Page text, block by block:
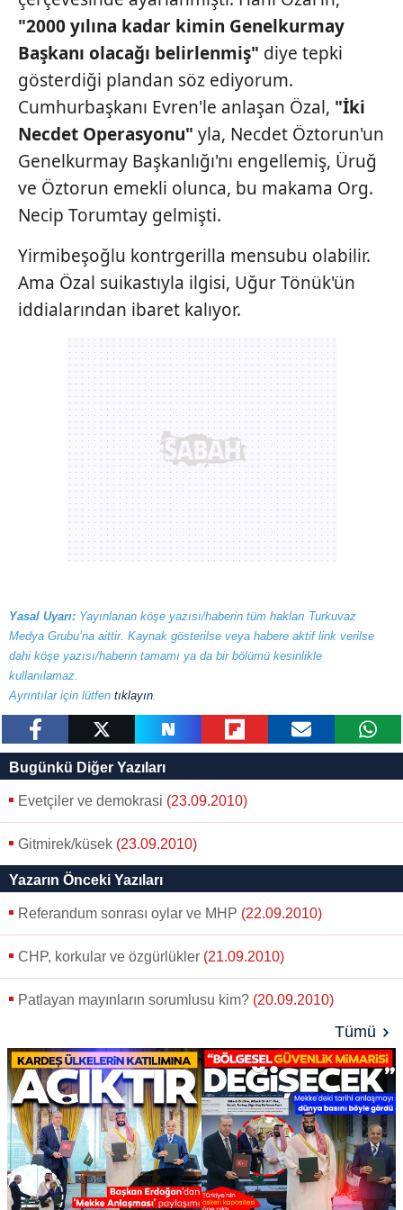
kılınması ve kişiselleştirilmesi ve sizlere yönelik
reklam/pazarlama faaliyetlerinin yapılması, amaçlarıyla
sınırlı olarak açık rızanız dahilinde kullanılacaktır.
Çerezlere ilişkin tercihlerinizi aşağıda yer alan panel
vasıtasıyla belirleyebilirsiniz. Çerezlere ilişkin detaylı bilgi
için Ayarlar butonuna tıklayabilir,Çerez Bilgilendirme
Metnimiziziyaret edebilirsiniz.
6698 sayılı Kişisel Verilerin Korunması Kanunu uyarınca
ilgili mevzuata uygun olarak kullanılan çerezlerle ilgili bilgi
almak için lütfentıklayınız
"2000 yılına kadar kimin Genelkurmay
Başkanı olacağı belirlenmiş" diye tepki
gösterdiği plandan söz ediyorum.
Cumhurbaşkanı Evren'le anlaşan Özal, "İki
Necdet Operasyonu" yla, Necdet Öztorun'un
Genelkurmay Başkanlığı'nı engellemiş, Üruğ
ve Öztorun emekli olunca, bu makama Org.
Necip Torumtay gelmişti.
Yirmibeşoğlu kontrgerilla mensubu olabilir.
Ama Özal suikastıyla ilgisi, Uğur Tönük'ün
iddialarından ibaret kalıyor.
Yasal Uyarı: Yayınlanan köşe yazısı/haberin tüm hakları Turkuvaz
Medya Grubu’na aittir. Kaynak gösterilse veya habere aktif link verilse
dahi köşe yazısı/haberin tamamı ya da bir bölümü kesinlikle
kullanılamaz.
Ayrıntılar için lütfen tıklayın.
tweetle
Bugünkü Diğer Yazıları
Evetçiler ve demokrasi (23.09.2010)
Gitmirek/küsek (23.09.2010)
Yazarın Önceki Yazıları
Referandum sonrası oylar ve MHP (22.09.2010)
CHP, korkular ve özgürlükler (21.09.2010)
Patlayan mayınların sorumlusu kim? (20.09.2010)
Tümü